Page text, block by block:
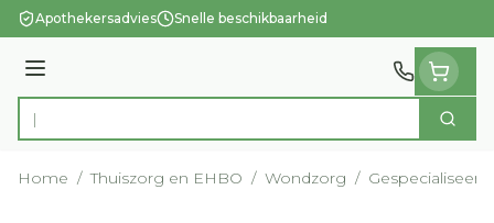
Ga naar de inhoud
Apothekersadvies Snelle beschikbaarheid
Menu
Product, merk, categorie... Zoek
Home / Thuiszorg en EHBO / Wondzorg /